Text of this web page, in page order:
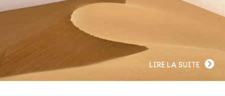
LIRE LA SUITE